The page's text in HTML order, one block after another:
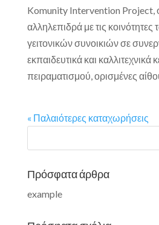
Komunity Intervention Project,
αλληλεπιδρά με τις
γειτονικών συνοικιών σε
εκπαιδευτικά και καλλιτεχνικά
πειραματισμού, ορισμένες
« Παλαιότερες καταχωρήσεις
Πρόσφατα άρθρα
example